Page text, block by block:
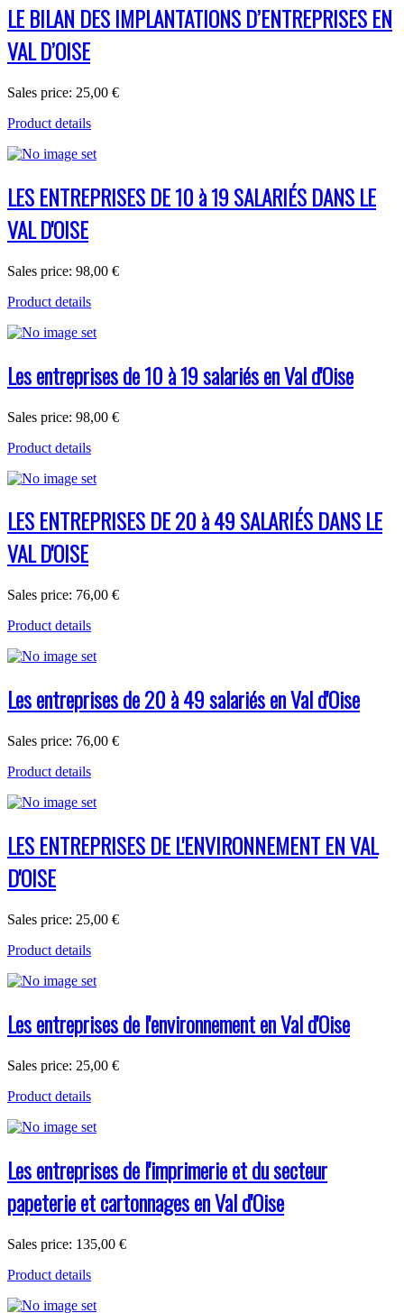
LE BILAN DES IMPLANTATIONS D’ENTREPRISES EN
VAL D’OISE
Sales price: 25,00 €
Product details
LES ENTREPRISES DE 10 à 19 SALARIÉS DANS LE
VAL D'OISE
Sales price: 98,00 €
Product details
Les entreprises de 10 à 19 salariés en Val d'Oise
Sales price: 98,00 €
Product details
LES ENTREPRISES DE 20 à 49 SALARIÉS DANS LE
VAL D'OISE
Sales price: 76,00 €
Product details
Les entreprises de 20 à 49 salariés en Val d'Oise
Sales price: 76,00 €
Product details
LES ENTREPRISES DE L'ENVIRONNEMENT EN VAL
D'OISE
Sales price: 25,00 €
Product details
Les entreprises de l'environnement en Val d'Oise
Sales price: 25,00 €
Product details
Les entreprises de l'imprimerie et du secteur
papeterie et cartonnages en Val d'Oise
Sales price: 135,00 €
Product details